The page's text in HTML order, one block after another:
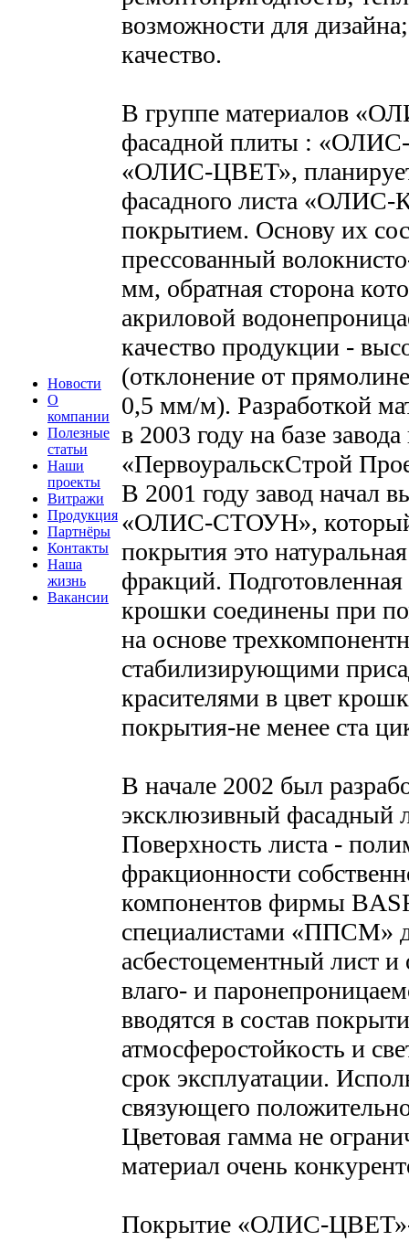
Новости
О
компании
Полезные
статьи
Наши
проекты
Витражи
Продукция
Партнёры
Контакты
Наша
жизнь
Вакансии
возможности для
качество.
В группе материалов
фасадной плиты :
«ОЛИС-ЦВЕТ»,
фасадного листа
покрытием. Основу их
прессованный
мм, обратная сторона
акриловой
качество продукции -
(отклонение от
0,5 мм/м). Разработкой
в 2003 году на базе
«ПервоуральскСтрой
В 2001 году завод начал
«ОЛИС-СТОУН», который
покрытия это
фракций.
крошки соединены при
на основе
стабилизирующими
красителями в цвет
покрытия-не менее ста
В начале 2002 был
эксклюзивный
Поверхность листа -
фракционности
компонентов фирмы
специалистами «ППСМ»
асбестоцементный лист
влаго- и
вводятся в состав
атмосферостойкость и
срок эксплуатации.
связующего
Цветовая гамма не
материал очень
Покрытие «ОЛИС-ЦВЕТ»-